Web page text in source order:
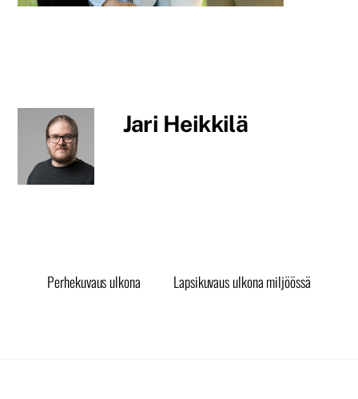
Jari Heikkilä
Perhekuvaus ulkona Lapsikuvaus ulkona miljöössä